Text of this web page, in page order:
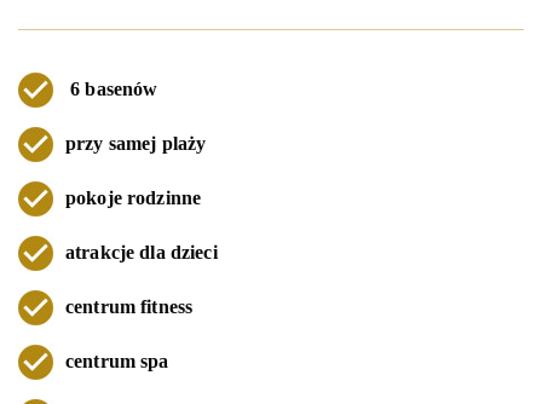
6 basenów
przy samej plaży
pokoje rodzinne
atrakcje dla dzieci
centrum fitness
centrum spa